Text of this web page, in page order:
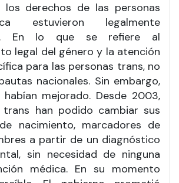
derechos de las personas
estuvieron legalmente
En lo que se refiere al
legal del género y la atención
para las personas trans, no
nacionales. Sin embargo,
mejorado. Desde 2003,
trans han podido cambiar sus
nacimiento, marcadores de
a partir de un diagnóstico
sin necesidad de ninguna
médica. En su momento